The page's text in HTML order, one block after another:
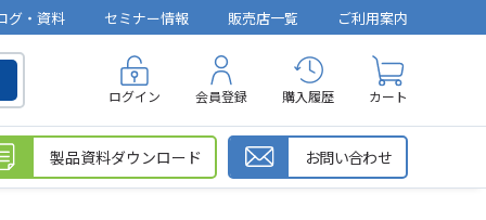
グ・資料 セミナー情報 販売店一覧 ご利用案内
ログイン 会員登録 購入履歴 カート
製品資料ダウンロード お問い合わせ